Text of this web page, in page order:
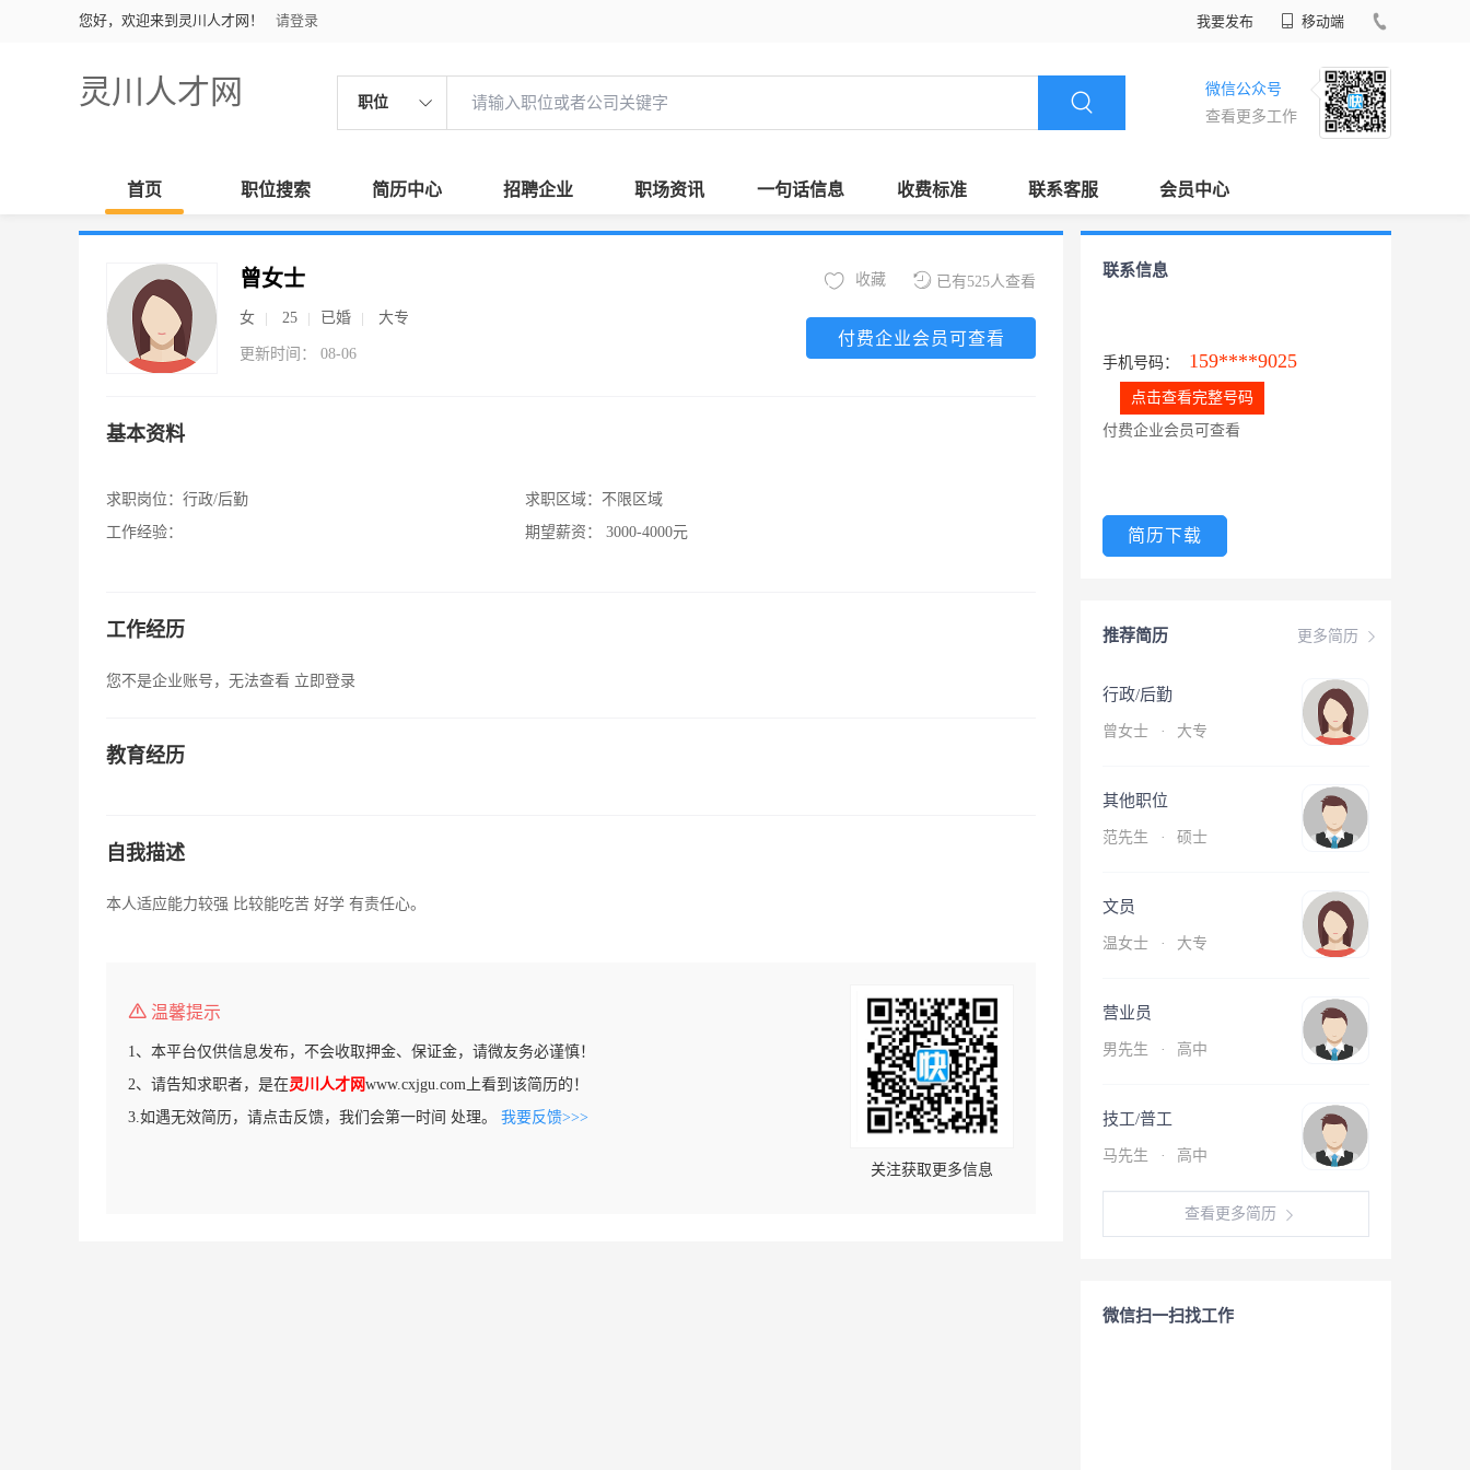
您好，欢迎来到灵川人才网！ 请登录 我要发布 移动端
灵川人才网 职位
微信公众号
查看更多工作
首页 职位搜索 简历中心 招聘企业 职场资讯 一句话信息 收费标准 联系客服 会员中心
曾女士
女 25 已婚 大专
更新时间： 08-06
已有525人查看
收藏
付费企业会员可查看
基本资料
求职岗位： 行政/后勤
工作经验：
求职区域： 不限区域
期望薪资：
3000-4000元
工作经历
您不是企业账号，无法查看 立即登录
教育经历
自我描述
本人适应能力较强 比较能吃苦 好学 有责任心。
温馨提示
1、本平台仅供信息发布，不会收取押金、保证金，请微友务必谨慎！
2、请告知求职者，是在灵川人才网www.cxjgu.com上看到该简历的！
3.如遇无效简历，请点击反馈，我们会第一时间 处理。 我要反馈>>>
关注获取更多信息
联系信息
手机号码： 159****9025
点击查看完整号码
付费企业会员可查看
简历下载
更多简历
推荐简历
行政/后勤
曾女士 · 大专
其他职位
范先生 · 硕士
文员
温女士 · 大专
营业员
男先生 · 高中
技工/普工
马先生 · 高中
查看更多简历
微信扫一扫找工作